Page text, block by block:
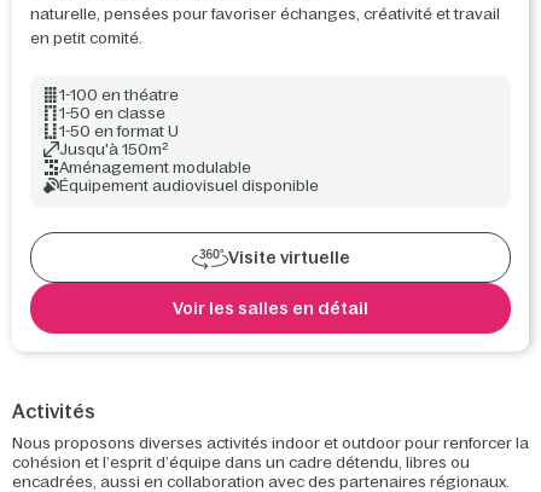
naturelle, pensées pour favoriser échanges, créativité et travail
en petit comité.
1-100 en théatre
1-50 en classe
1-50 en format U
Jusqu'à 150m²
Aménagement modulable
Équipement audiovisuel disponible
Visite virtuelle
Voir les salles en détail
Activités
Nous proposons diverses activités indoor et outdoor pour renforcer la
cohésion et l’esprit d’équipe dans un cadre détendu, libres ou
encadrées, aussi en collaboration avec des partenaires régionaux.